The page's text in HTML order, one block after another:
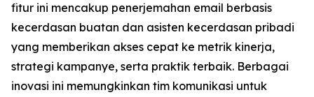
fitur ini mencakup penerjemahan email berbasis
kecerdasan buatan dan asisten kecerdasan pribadi
yang memberikan akses cepat ke metrik kinerja,
strategi kampanye, serta praktik terbaik. Berbagai
inovasi ini memungkinkan tim komunikasi untuk